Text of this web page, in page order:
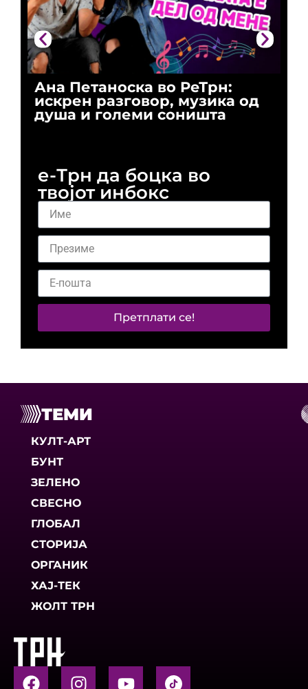
Ана Петаноска во РеТрн:
искрен разговор, музика од
душа и големи соништа
е-Трн да боцка во
твојот инбокс
Претплати се!
ТЕМИ
КУЛТ-АРТ
БУНТ
ЗЕЛЕНО
СВЕСНО
ГЛОБАЛ
СТОРИЈА
ОРГАНИК
ХАЈ-ТЕК
ЖОЛТ ТРН